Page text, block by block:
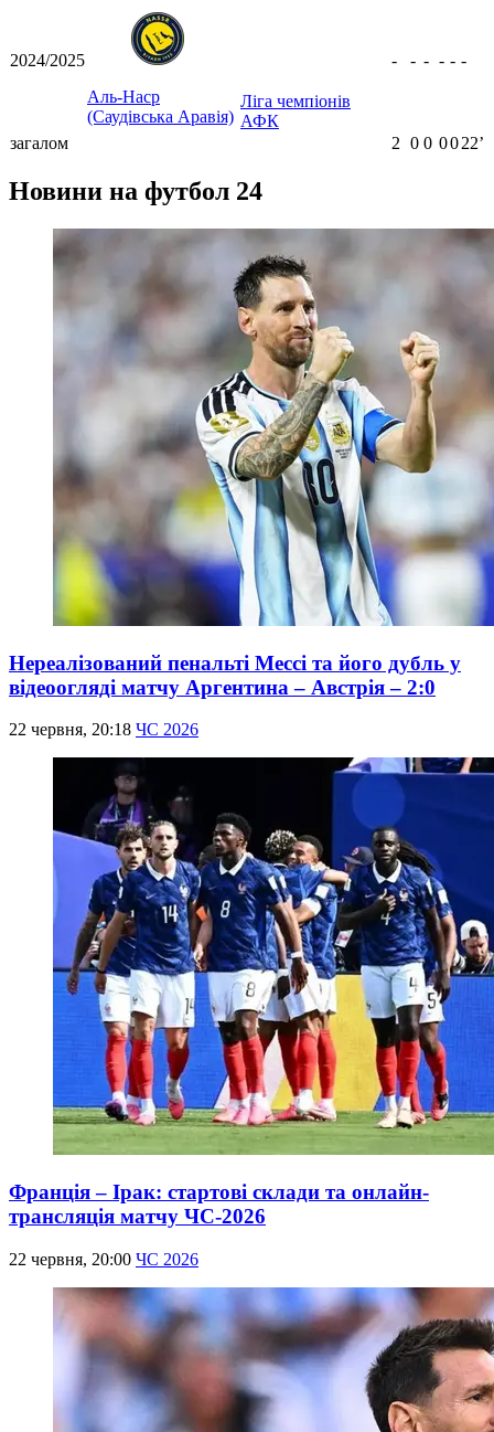
2024/2025
Аль-Наср
(Саудівська Аравія)
Ліга чемпіонів
АФК
- - - - - -
загалом 2 0 0 0022ʼ
Новини на футбол 24
Нереалізований пенальті Мессі та його дубль у
відеоогляді матчу Аргентина – Австрія – 2:0
22 червня, 20:18 ЧС 2026
Франція – Ірак: стартові склади та онлайн-
трансляція матчу ЧС-2026
22 червня, 20:00 ЧС 2026